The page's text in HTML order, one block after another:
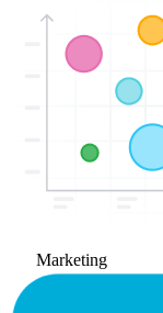
Marketing